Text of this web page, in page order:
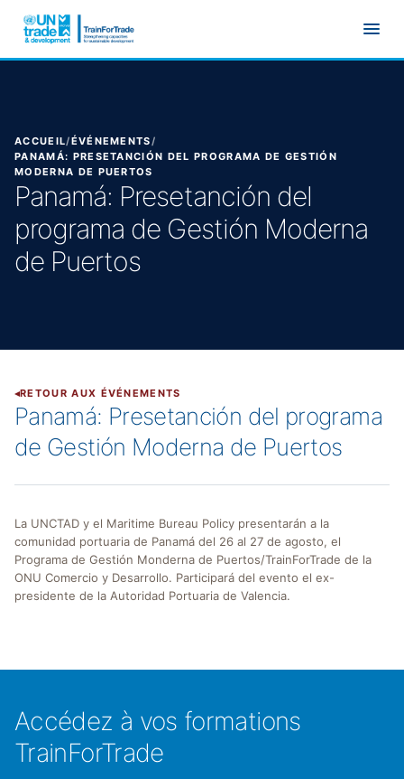
ACCUEIL/ÉVÉNEMENTS/
PANAMÁ: PRESETANCIÓN DEL PROGRAMA DE GESTIÓN
MODERNA DE PUERTOS
Panamá: Presetanción del
programa de Gestión Moderna
de Puertos
RETOUR AUX ÉVÉNEMENTS
Panamá: Presetanción del programa
de Gestión Moderna de Puertos
La UNCTAD y el Maritime Bureau Policy presentarán a la
comunidad portuaria de Panamá del 26 al 27 de agosto, el
Programa de Gestión Monderna de Puertos/TrainForTrade de la
ONU Comercio y Desarrollo. Participará del evento el ex-
presidente de la Autoridad Portuaria de Valencia.
Accédez à vos formations
TrainForTrade